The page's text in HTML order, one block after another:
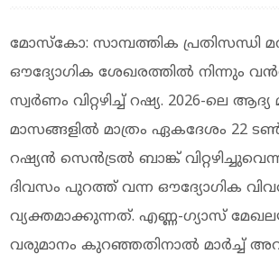
മോസ്കോ: സാമ്പത്തിക പ്രതിസന്ധി
ഔദ്യോഗിക ശേഖരത്തില്‍ നിന്നും
സ്വർണം വിറ്റഴിച്ച് റഷ്യ. 2026-ലെ
മാസങ്ങളിൽ മാത്രം ഏകദേശം 22
റഷ്യൻ സെൻട്രൽ ബാങ്ക്
ദിവസം പുറത്ത് വന്ന ഔദ്യോഗിക
വ്യക്തമാക്കുന്നത്. എണ്ണ-ഗ്യാസ്
വരുമാനം കുറഞ്ഞതിനാൽ മാർച്ച്